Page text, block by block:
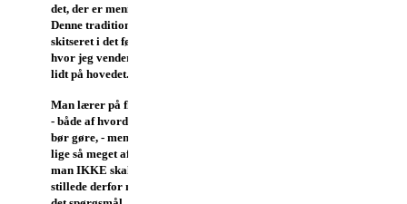
det, der er meningen.
Denne tradition har jeg
skitseret i det følgende,
hvor jeg vender tingene
lidt på hovedet.
Man lærer på flere måde,
- både af hvordan man
bør gøre, - men mindst
lige så meget af, hvad
man IKKE skal gøre.
stillede derfor mig selv